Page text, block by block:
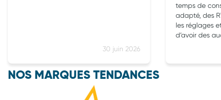
30 juin 2026
temps de
adapté, des
les réglages
d’avoir des
NOS MARQUES TENDANCES